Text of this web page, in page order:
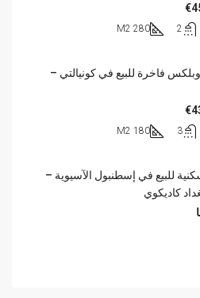
2
280 M2
فاخرة للبيع في كونيالتي –
3
180 M2
للبيع في إسطنبول الآسيوية –
كاديكوي